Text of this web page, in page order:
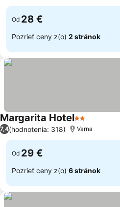
Od 28 €
Pozrieť ceny z(o) 2 stránok
Margarita Hotel2 Počet
7,4(hodnotenia: 318) Varna
Od 29 €
Pozrieť ceny z(o) 6 stránok